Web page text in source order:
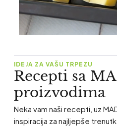
IDEJA ZA VAŠU TRPEZU
Recepti sa
proizvodima
Neka vam naši recepti, uz
inspiracija za najljepše